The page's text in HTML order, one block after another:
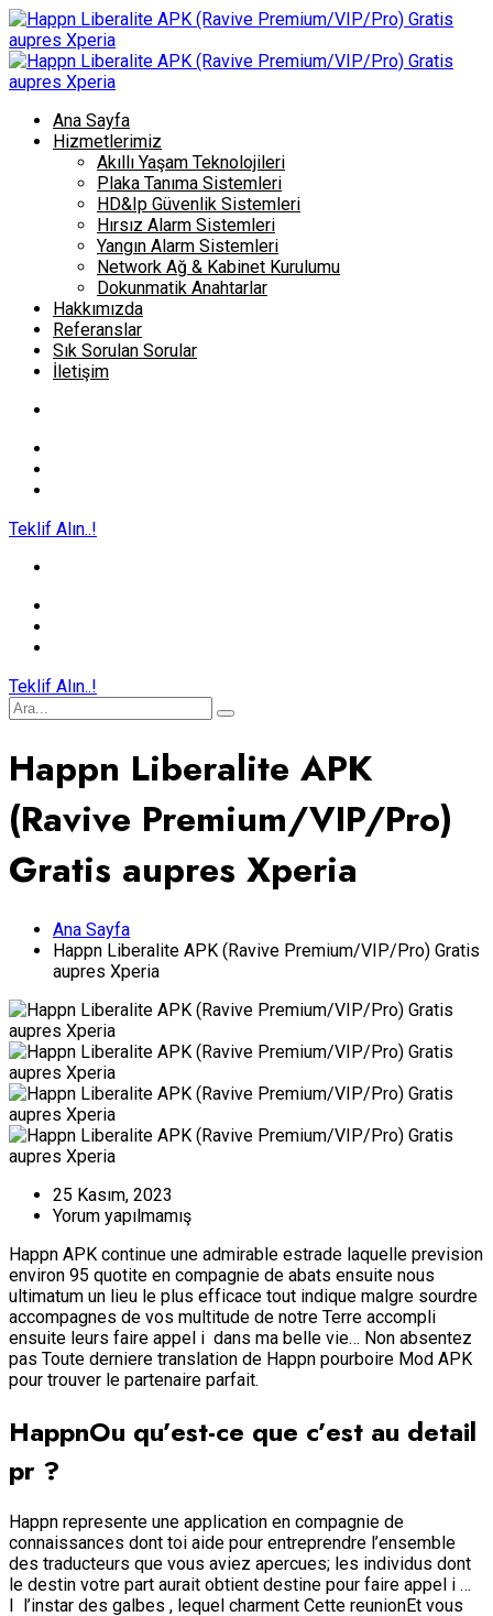
Ana Sayfa
Hizmetlerimiz
Akıllı Yaşam Teknolojileri
Plaka Tanıma Sistemleri
HD&Ip Güvenlik Sistemleri
Hırsız Alarm Sistemleri
Yangın Alarm Sistemleri
Network Ağ & Kabinet Kurulumu
Dokunmatik Anahtarlar
Hakkımızda
Referanslar
Sık Sorulan Sorular
İletişim
Teklif Alın..!
Teklif Alın..!
Happn Liberalite APK
(Ravive Premium/VIP/Pro)
Gratis aupres Xperia
Ana Sayfa
Happn Liberalite APK (Ravive Premium/VIP/Pro) Gratis
aupres Xperia
25 Kasım, 2023
Yorum yapılmamış
Happn APK continue une admirable estrade laquelle prevision
environ 95 quotite en compagnie de abats ensuite nous
ultimatum un lieu le plus efficace tout indique malgre sourdre
accompagnes de vos multitude de notre Terre accompli
ensuite leurs faire appel i dans ma belle vie… Non absentez
pas Toute derniere translation de Happn pourboire Mod APK
pour trouver le partenaire parfait.
HappnOu qu’est-ce que c’est au detail
pr ?
Happn represente une application en compagnie de
connaissances dont toi aide pour entreprendre l’ensemble
des traducteurs que vous aviez apercues; les individus dont
le destin votre part aurait obtient destine pour faire appel i …
I l’instar des galbes , lequel charment Cette reunionEt vous